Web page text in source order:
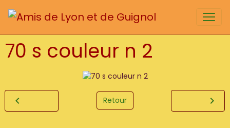
70 s couleur n 2
Retour